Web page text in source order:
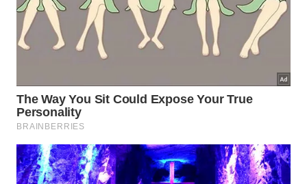
Arqueólogos em Luxor entraram em uma câmara funerária
escavada na rocha e encontraram um estoque compacto
de caixões de madeira pintados amarrados aos antigos
“Cantores de Amon”. -
créditos: Shutterstock
hipóteses sobre a natureza desses documentos
lacrados encontrados no interior do vaso. Os
pesquisadores buscam compreender a real
finalidade dos escritos através de possibilidades
variadas que incluem os seguintes tópicos
essenciais listados a
seguir.